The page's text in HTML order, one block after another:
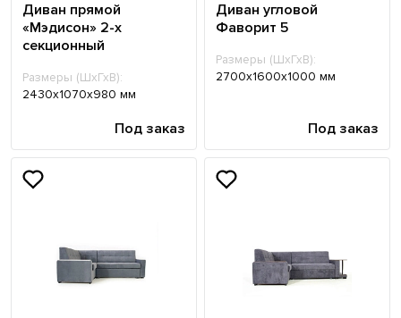
Диван прямой
«Мэдисон» 2-х
секционный
Размеры (ШхГхВ):
2430х1070х980 мм
Под заказ
Диван угловой
Фаворит 5
Размеры (ШхГхВ):
2700х1600х1000 мм
Под заказ